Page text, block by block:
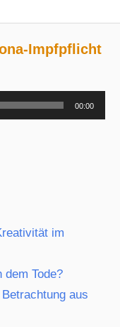
Impfpflicht
00:00
im
dem Tode?
aus